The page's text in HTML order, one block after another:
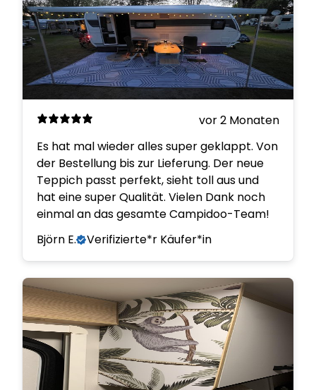
vor 2 Monaten
Es hat mal wieder alles super geklappt. Von
der Bestellung bis zur Lieferung. Der neue
Teppich passt perfekt, sieht toll aus und
hat eine super Qualität. Vielen Dank noch
einmal an das gesamte Campidoo-Team!
Björn E.
Verifizierte*r Käufer*in